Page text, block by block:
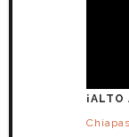
¡ALTO
Chiapas